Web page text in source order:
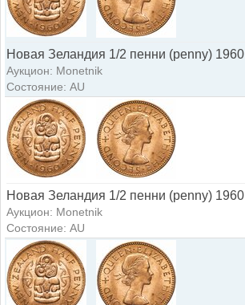
Новая Зеландия 1/2 пенни (penny) 1960
Аукцион: Monetnik
Состояние: AU
Новая Зеландия 1/2 пенни (penny) 1960
Аукцион: Monetnik
Состояние: AU